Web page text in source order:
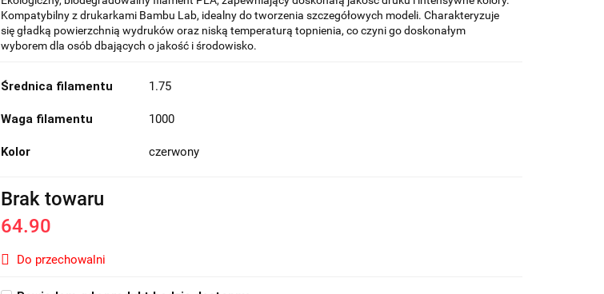
Kompatybilny z drukarkami Bambu Lab, idealny do tworzenia szczegółowych modeli. Charakteryzuje
się gładką powierzchnią wydruków oraz niską temperaturą topnienia, co czyni go doskonałym
wyborem dla osób dbających o jakość i środowisko.
Średnica filamentu 1.75
Waga filamentu 1000
Kolor czerwony
Brak towaru
64.90
Do przechowalni